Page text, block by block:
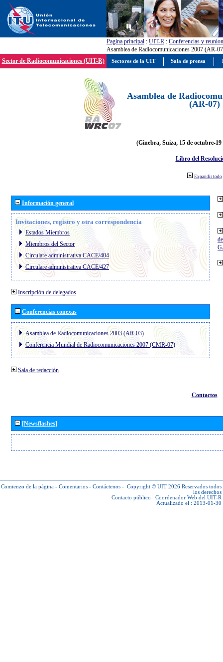
Pagína principal : UIT-R : Conferencias y
Asamblea de Radiocomunicaciones 2007 (AR-
Sector de Radiocomunicaciones (UIT-R)
Asamblea de
(AR-07)
(Ginebra, Suiza, 15 de octubre-19
Libro del
Expandir todo
Información general
Invitaciones, registro y otra correspondencia
Estados Miembros
Miembros del Sector
Circulare administrativa CACE/404
Circulare administrativa CACE/427
Inscripción de delegados
Conferencias conexas
Asamblea de Radiocomunicaciones 2003 (AR-03)
Conferencia Mundial de Radiocomunicaciones 2007 (CMR-07)
Sala de redacción
Contactos
[Newsflashes]
Comienzo de la página - Comentarios - Contáctenos - Copyright © UIT 2026 Reservados todos
los derechos
Contacto público : Coordenador Web del UIT-R
Actualizado el : 2013-01-30
Sectores de la UIT Sala de prensa